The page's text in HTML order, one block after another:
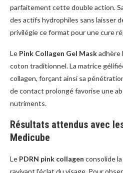
parfaitement cette double action.
des actifs hydrophiles sans laisser
privilégie ce format pour une cure
Le Pink Collagen Gel Maskadhère
coton traditionnel. La matrice
collagen, forçant ainsi sa
de contact prolongé favorise une
nutriments.
Résultats attendus avec
Medicube
Le PDRN pink collagen consolide